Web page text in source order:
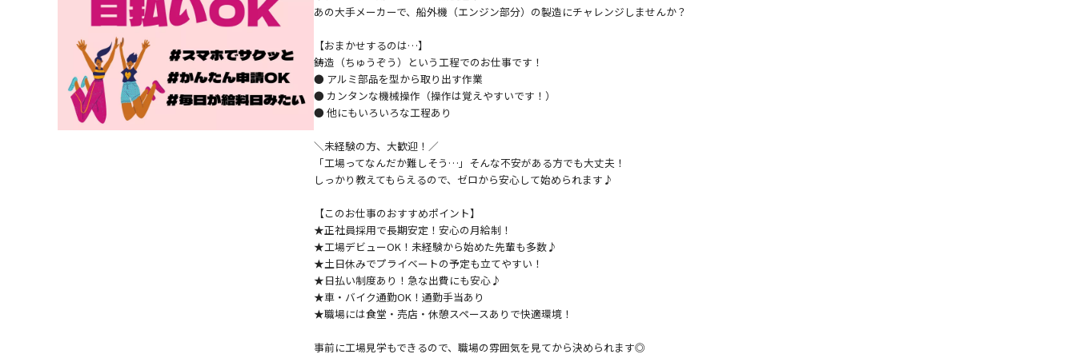
あの大手メーカーで、船外機（エンジン部分）の製造にチャレンジしませんか？
【おまかせするのは…】
鋳造（ちゅうぞう）という工程でのお仕事です！
● アルミ部品を型から取り出す作業
● カンタンな機械操作（操作は覚えやすいです！）
● 他にもいろいろな工程あり
＼未経験の方、大歓迎！／
「工場ってなんだか難しそう…」そんな不安がある方でも大丈夫！
しっかり教えてもらえるので、ゼロから安心して始められます♪
【このお仕事のおすすめポイント】
★正社員採用で長期安定！安心の月給制！
★工場デビューOK！未経験から始めた先輩も多数♪
★土日休みでプライベートの予定も立てやすい！
★日払い制度あり！急な出費にも安心♪
★車・バイク通勤OK！通勤手当あり
★職場には食堂・売店・休憩スペースありで快適環境！
事前に工場見学もできるので、職場の雰囲気を見てから決められます◎